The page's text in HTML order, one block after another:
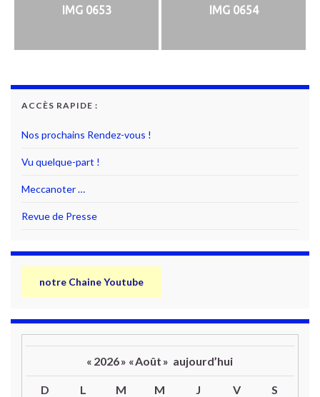
IMG 0653 IMG 0654
ACCÈS RAPIDE :
Nos prochains Rendez-vous !
Vu quelque-part !
Meccanoter …
Revue de Presse
notre Chaine Youtube
« 2026» «Août » aujourd’hui
D L M M J V S